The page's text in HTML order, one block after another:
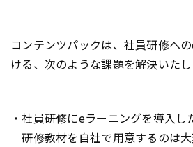
コンテンツパックは、社員研修へ
ける、次のような課題を解決いたし
・社員研修にeラーニングを導入し
研修教材を自社で用意するのは